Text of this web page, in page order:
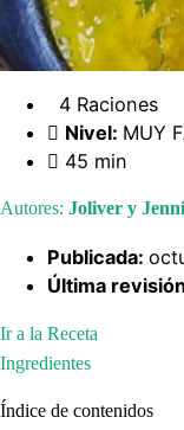
4 Raciones
Nivel: MUY
45 min
Autores: Joliver y
Publicada:
Última
Ir a la Receta
Ingredientes
Índice de contenidos